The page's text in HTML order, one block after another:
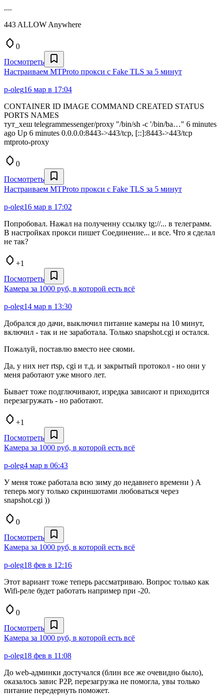
....
443 ALLOW Anywhere
0
Посмотреть
Настраиваем MTProto прокси с Fake TLS за 5 минут
p-oleg16 мар в 17:04
CONTAINER ID IMAGE COMMAND CREATED STATUS
PORTS NAMES
тут_хеш telegrammessenger/proxy "/bin/sh -c '/bin/ba…" 6 minutes
ago Up 6 minutes 0.0.0.0:8443->443/tcp, [::]:8443->443/tcp
mtproto-proxy
0
Посмотреть
Настраиваем MTProto прокси с Fake TLS за 5 минут
p-oleg16 мар в 17:02
Попробовал. Нажал на полученну ссылку tg://... в телеграмм.
В настройках прокси пишет Соединение... и все. Что я сделал
не так?
+1
Посмотреть
Камера за 1000 руб, в которой есть всё
p-oleg14 мар в 13:30
Добрался до дачи, выключил питание камеры на 10 минут,
включил - так и не заработала. Только snapshot.cgi и остался.
Пожалуй, поставлю вместо нее сяоми.
Да, у них нет rtsp, cgi и т.д. и закрытый протокол - но они у
меня работают уже много лет.
Бывает тоже подглючивают, изредка зависают и приходится
перезагружать - но работают.
+1
Посмотреть
Камера за 1000 руб, в которой есть всё
p-oleg4 мар в 06:43
У меня тоже работала всю зиму до недавнего времени ) А
теперь могу только скриншотами любоваться через
snapshot.cgi ))
0
Посмотреть
Камера за 1000 руб, в которой есть всё
p-oleg18 фев в 12:16
Этот вариант тоже теперь рассматриваю. Вопрос только как
Wifi-реле будет работать например при -20.
0
Посмотреть
Камера за 1000 руб, в которой есть всё
p-oleg18 фев в 11:08
До web-админки достучался (блин все же очевидно было),
оказалось завис P2P, перезагрузка не помогла, увы только
питание передернуть поможет.